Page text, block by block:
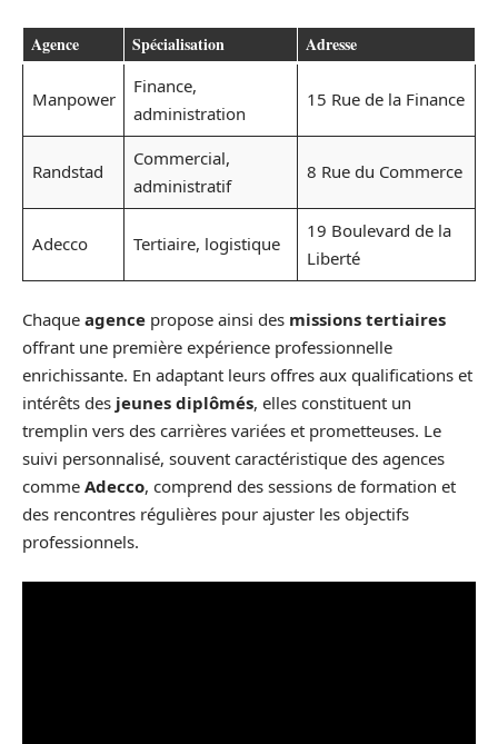
Agence Spécialisation Adresse
Manpower
Finance,
administration
15 Rue de la Finance
Randstad
Commercial,
administratif
8 Rue du Commerce
Adecco Tertiaire, logistique
19 Boulevard de la
Liberté
Chaque agence propose ainsi des missions tertiaires
offrant une première expérience professionnelle
enrichissante. En adaptant leurs offres aux qualifications et
intérêts des jeunes diplômés, elles constituent un
tremplin vers des carrières variées et prometteuses. Le
suivi personnalisé, souvent caractéristique des agences
comme Adecco, comprend des sessions de formation et
des rencontres régulières pour ajuster les objectifs
professionnels.